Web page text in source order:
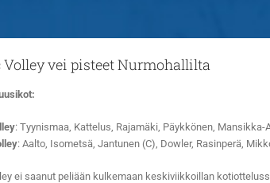
vei pisteet Nurmohallilta
: Tyynismaa, Kattelus, Rajamäki, Päykkönen, Mansikka-
: Aalto, Isometsä, Jantunen (C), Dowler, Rasinperä,
ei saanut peliään kulkemaan keskiviikkoillan